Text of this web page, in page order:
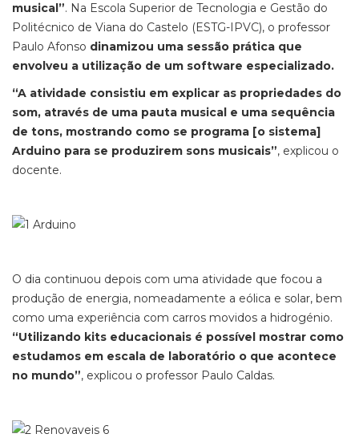
musical”. Na Escola Superior de Tecnologia e Gestão do
Politécnico de Viana do Castelo (ESTG-IPVC), o professor
Paulo Afonso dinamizou uma sessão prática que
envolveu a utilização de um software especializado.
“A atividade consistiu em explicar as propriedades do
som, através de uma pauta musical e uma sequência
de tons, mostrando como se programa [o sistema]
Arduino para se produzirem sons musicais”, explicou o
docente.
O dia continuou depois com uma atividade que focou a
produção de energia, nomeadamente a eólica e solar, bem
como uma experiência com carros movidos a hidrogénio.
“Utilizando kits educacionais é possível mostrar como
estudamos em escala de laboratório o que acontece
no mundo”, explicou o professor Paulo Caldas.